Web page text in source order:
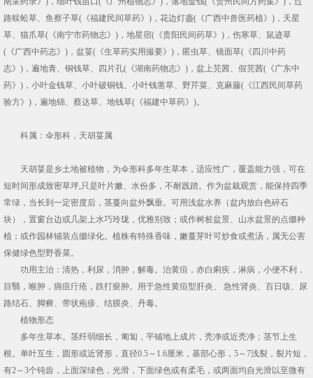
路蜈蚣草、鱼察子草(《福建民间草药》)，花边灯盏(《广西中兽医药植》)，天星
草、猫爪草(《南宁市药物志》)，地星宿(《贵阳民间药草》)，伤寒草、鼠迹草
(《广西中药志》)，盆荽(《生草药实用撮要》)，匿虫草、镜面草(《四川中药
志》)，遍地青、铜钱草、四片孔(《湖南药物志》)，盆上芫茜、假芫茜(《广东中
药》)，小叶金钱草、小叶破铜钱、小叶钱凿草、野芹菜、克麻藤(《江西民间草药
验方》)，遍地锦、蔡达草、地钱草(《福建中草药》)。
科属：伞形科，天胡荽属
天胡荽是乡土地被植物，为伞形科多年生草本，适应性广，覆盖能力强，可在
短时间形成致密草坪,只是叶片嫩、水份多，不耐践踏。作为盆栽观赏，能保持四季
常绿，当长到一定密度后，茎蔓向盆外飘垂。可用浅盆水养（盆内放白色碎石
块），置窗台边或几架上水巧玲珑，优雅别致；或作树桩盆景、山水盆景的点缀种
植；或作园林铺装点缀绿化。植株有特殊香味，嫩蔓芽叶可炒食或煮汤，属无公害
保健绿色型野香菜。
功用主治：清热，利尿，消肿，解毒。治黄疸，赤白痢疾，淋病，小便不利，
目翳，喉肿，痈疽疔疮，跌打瘀肿。用于急性黄疸型肝炎、 急性肾炎、百日咳、尿
路结石、脚癣、带状疱疹、结膜炎、丹毒。
植物形态
多年生草本。茎纤弱细长，匍匐，平铺地上成片，秃净或近秃净；茎节上生
根。单叶互生，圆形或近肾形，直径0.5～1.6厘米，基部心形，5～7浅裂，裂片短，
有2～3个钝齿，上面深绿色，光滑，下面绿色或有柔毛，或两面均自光滑以至微有